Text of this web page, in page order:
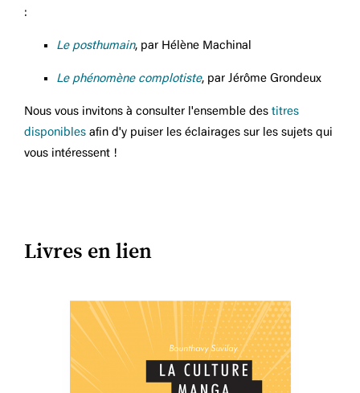
:
Le posthumain, par Hélène Machinal
Le phénomène complotiste, par Jérôme Grondeux
Nous vous invitons à consulter l'ensemble des titres
disponibles afin d'y puiser les éclairages sur les sujets qui
vous intéressent !
Livres en lien